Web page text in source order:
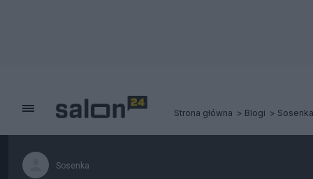
Strona główna Blogi Sosenka
Sosenka